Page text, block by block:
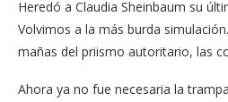
Heredó a Claudia Sheinbaum su
Volvimos a la más burda
mañas del priismo autoritario, las
Ahora ya no fue necesaria la